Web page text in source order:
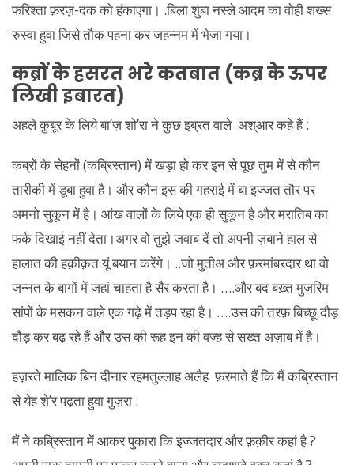
फरिश्ता फ़रज़-दक को हंकाएगा। .बिला शुबा नस्ले आदम का वोही शख्स
रुस्वा हुवा जिसे तौक पहना कर जहन्नम में भेजा गया।
कब्रों के हसरत भरे कतबात (कब्र के ऊपर
लिखी इबारत)
अहले कुबूर के लिये बा’ज़ शो’रा ने कुछ इब्रत वाले अश्आर कहे हैं :
कब्रों के सेहनों (कब्रिस्तान) में खड़ा हो कर इन से पूछ तुम में से कौन
तारीकी में डूबा हुवा है। और कौन इस की गहराई में बा इज्जत तौर पर
अमनो सुकून में है। आंख वालों के लिये एक ही सुकून है और मरातिब का
फर्क दिखाई नहीं देता।अगर वो तुझे जवाब दें तो अपनी ज़बाने हाल से
हालात की हक़ीक़त यूं बयान करेंगे। ..जो मुतीअ और फ़रमांबरदार था वो
जन्नत के बागों में जहां चाहता है सैर करता है। ….और बद बख़्त मुजरिम
सांपों के मसकन वाले एक गढ़े में तड़प रहा है। ….उस की तरफ़ बिच्छू दौड़
दौड़ कर बढ़ रहे हैं और उस की रूह इन की वज्ह से सख्त अज़ाब में है।
हज़रते मालिक बिन दीनार रहमतुल्लाह अलैह फ़रमाते हैं कि मैं कब्रिस्तान
से येह शे’र पढ़ता हुवा गुज़रा :
मैं ने कब्रिस्तान में आकर पुकारा कि इज्जतदार और फ़क़ीर कहां है ?